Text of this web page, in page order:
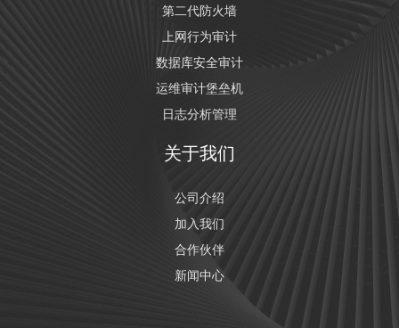
第二代防火墙
上网行为审计
数据库安全审计
运维审计堡垒机
日志分析管理
关于我们
公司介绍
加入我们
合作伙伴
新闻中心